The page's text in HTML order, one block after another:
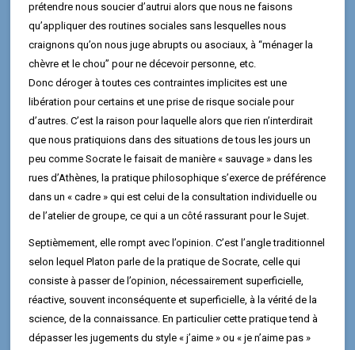
prétendre nous soucier d’autrui alors que nous ne faisons
qu’appliquer des routines sociales sans lesquelles nous
craignons qu’on nous juge abrupts ou asociaux, à “ménager la
chèvre et le chou” pour ne décevoir personne, etc.
Donc déroger à toutes ces contraintes implicites est une
libération pour certains et une prise de risque sociale pour
d’autres. C’est la raison pour laquelle alors que rien n’interdirait
que nous pratiquions dans des situations de tous les jours un
peu comme Socrate le faisait de manière « sauvage » dans les
rues d’Athènes, la pratique philosophique s’exerce de préférence
dans un « cadre » qui est celui de la consultation individuelle ou
de l’atelier de groupe, ce qui a un côté rassurant pour le Sujet.
Septièmement, elle rompt avec l’opinion. C’est l’angle traditionnel
selon lequel Platon parle de la pratique de Socrate, celle qui
consiste à passer de l’opinion, nécessairement superficielle,
réactive, souvent inconséquente et superficielle, à la vérité de la
science, de la connaissance. En particulier cette pratique tend à
dépasser les jugements du style « j’aime » ou « je n’aime pas »